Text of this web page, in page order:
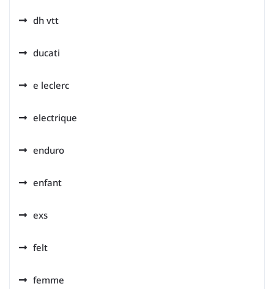
dh vtt
ducati
e leclerc
electrique
enduro
enfant
exs
felt
femme